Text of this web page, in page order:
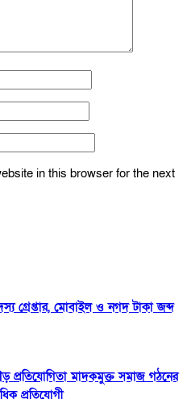
in this browser for the next
গ্রেপ্তার, মোবাইল ও নগদ টাকা জব্দ
প্রতিযোগিতা মাদকমুক্ত সমাজ গঠনের
প্রতিযোগী